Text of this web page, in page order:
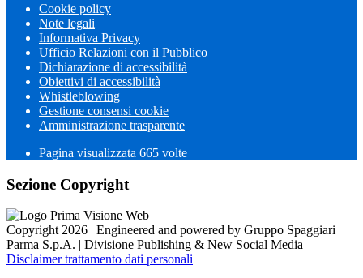
Cookie policy
Note legali
Informativa Privacy
Ufficio Relazioni con il Pubblico
Dichiarazione di accessibilità
Obiettivi di accessibilità
Whistleblowing
Gestione consensi cookie
Amministrazione trasparente
Pagina visualizzata 665 volte
Sezione Copyright
Copyright 2026 | Engineered and powered by Gruppo Spaggiari
Parma S.p.A. | Divisione Publishing & New Social Media
Disclaimer trattamento dati personali